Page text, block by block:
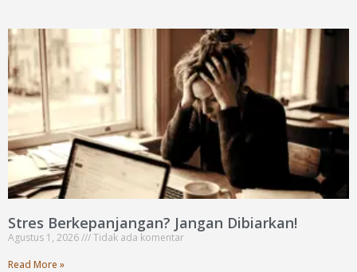
Stres Berkepanjangan? Jangan Dibiarkan!
Agustus 1, 2026
Tidak ada komentar
Read More »